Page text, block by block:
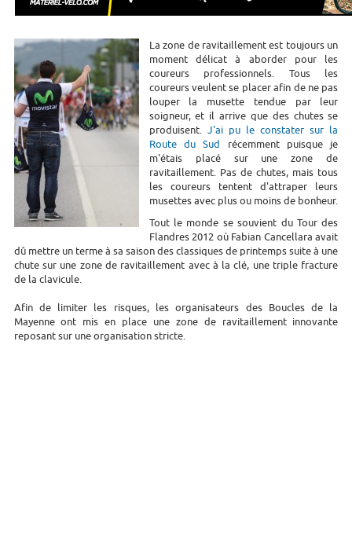
La zone de ravitaillement est toujours un
moment délicat à aborder pour les
coureurs professionnels. Tous les
coureurs veulent se placer afin de ne pas
louper la musette tendue par leur
soigneur, et il arrive que des chutes se
produisent. J'ai pu le constater sur la
Route du Sud récemment puisque je
m'étais placé sur une zone de
ravitaillement. Pas de chutes, mais tous
les coureurs tentent d'attraper leurs
musettes avec plus ou moins de bonheur.
Tout le monde se souvient du Tour des
Flandres 2012 où Fabian Cancellara avait
dû mettre un terme à sa saison des classiques de printemps suite à une
chute sur une zone de ravitaillement avec à la clé, une triple fracture
de la clavicule.
Afin de limiter les risques, les organisateurs des Boucles de la
Mayenne ont mis en place une zone de ravitaillement innovante
reposant sur une organisation stricte.